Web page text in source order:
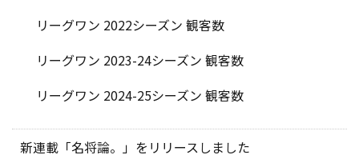
リーグワン 2022シーズン 観客数
リーグワン 2023-24シーズン 観客数
リーグワン 2024-25シーズン 観客数
新連載「名将論。」をリリースしました